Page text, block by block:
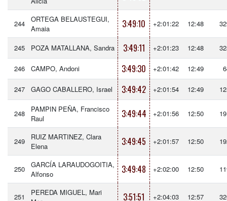
244
ORTEGA BELAUSTEGUI,
Amaia
3:49:10 +2:01:22 12:48
245 POZA MATALLANA, Sandra 3:49:11 +2:01:23 12:48
246 CAMPO, Andoni 3:49:30 +2:01:42 12:49
247 GAGO CABALLERO, Israel 3:49:42 +2:01:54 12:49
248
PAMPIN PEÑA, Francisco
Raul
3:49:44 +2:01:56 12:50
249
RUIZ MARTINEZ, Clara
Elena
3:49:45 +2:01:57 12:50
250
GARCÍA LARAUDOGOITIA,
Alfonso
3:49:48 +2:02:00 12:50
251
PEREDA MIGUEL, Mari
3:51:51 +2:04:03 12:57